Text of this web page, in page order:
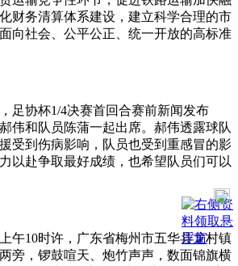
财务清算体系建设，建立科学合理的市
向社会、公平公正、统一开放的高标准
协杯1/4决赛首回合赛前新闻发布
伟和队员陈蒲一起出席。郝伟透露球队
受到伤病影响，队员也受到重感冒的影
以赴争取最好成绩，也希望队员们可以
10时许，广东省梅州市五华县龙村镇
旁，锣鼓喧天、炮竹声声，数面锦旗横